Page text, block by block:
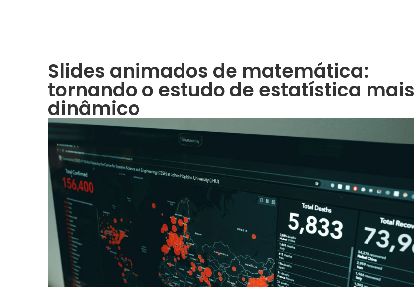
Slides animados de matemática:
tornando o estudo de estatística mais
dinâmico